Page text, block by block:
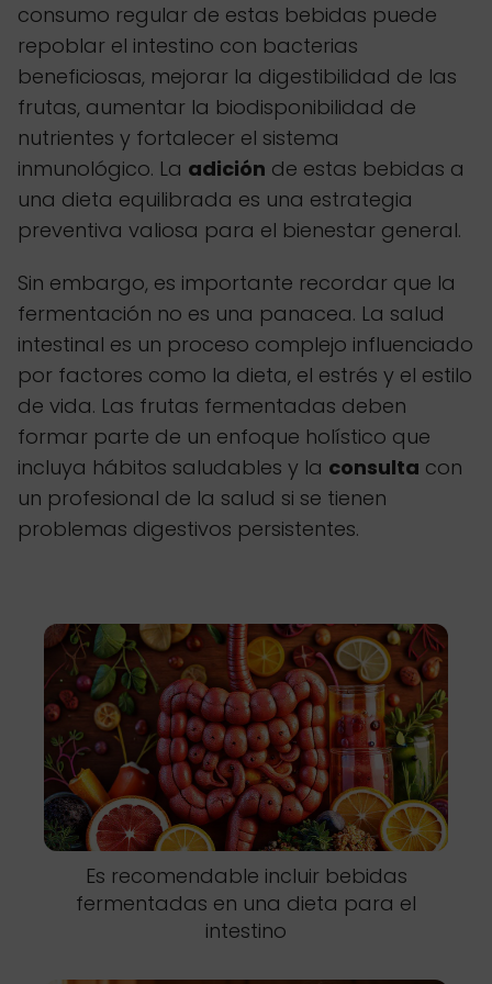
consumo regular de estas bebidas puede
repoblar el intestino con bacterias
beneficiosas, mejorar la digestibilidad de las
frutas, aumentar la biodisponibilidad de
nutrientes y fortalecer el sistema
inmunológico. La adición de estas bebidas a
una dieta equilibrada es una estrategia
preventiva valiosa para el bienestar general.
Sin embargo, es importante recordar que la
fermentación no es una panacea. La salud
intestinal es un proceso complejo influenciado
por factores como la dieta, el estrés y el estilo
de vida. Las frutas fermentadas deben
formar parte de un enfoque holístico que
incluya hábitos saludables y la consulta con
un profesional de la salud si se tienen
problemas digestivos persistentes.
Es recomendable incluir bebidas
fermentadas en una dieta para el
intestino